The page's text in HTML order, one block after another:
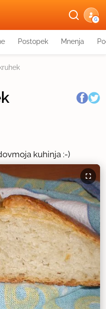
G
Postopek Mnenja
moja kuhinja :-)